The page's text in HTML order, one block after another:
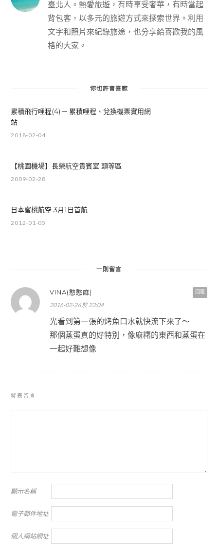
臺北人。熱愛旅遊，有時享受奢華，有時當起
背包客，以多元的旅遊方式來探索世界。利用
文字和照片來紀錄旅途，也分享給喜歡我的風
格的大家。
你也許會喜歡
累積飛行哩程(4) ─ 累積哩程、兌換機票實用網
站
2018-02-04
【桃園機場】長榮航空貴賓室 頭等區
2009-02-28
日本蜜桃航空 3月1日首航
2012-01-05
一則留言
回覆
VINA(憨憨麻)
2016-02-26 於 23:04
光看到第一張的烤魚口水就快流下來了～
那個蒸蛋真的好特別，像麻糬的東西和蒸蛋在
一起好難想像
發表留言
顯示名稱
電子郵件地址
個人網站網址